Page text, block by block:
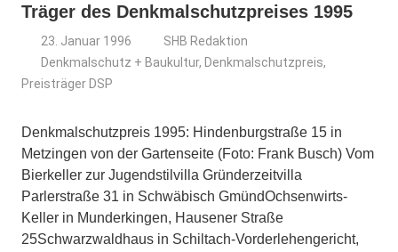
Träger des Denkmalschutzpreises 1995
23. Januar 1996
SHB Redaktion
Denkmalschutz + Baukultur, Denkmalschutzpreis,
Preisträger DSP
Denkmalschutzpreis 1995: Hindenburgstraße 15 in
Metzingen von der Gartenseite (Foto: Frank Busch) Vom
Bierkeller zur Jugendstilvilla Gründerzeitvilla
Parlerstraße 31 in Schwäbisch GmündOchsenwirts-
Keller in Munderkingen, Hausener Straße
25Schwarzwaldhaus in Schiltach-Vorderlehengericht,